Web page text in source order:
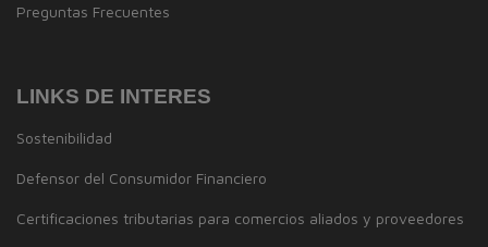
Preguntas Frecuentes
LINKS DE INTERES
Sostenibilidad
Defensor del Consumidor Financiero
Certificaciones tributarias para comercios aliados y proveedores